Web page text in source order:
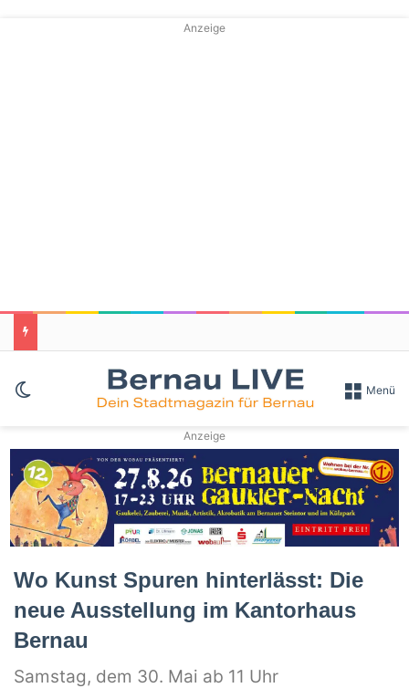
Anzeige
Skin umschalten Menü
Anzeige
Wo Kunst Spuren hinterlässt: Die
neue Ausstellung im Kantorhaus
Bernau
Samstag, dem 30. Mai ab 11 Uhr